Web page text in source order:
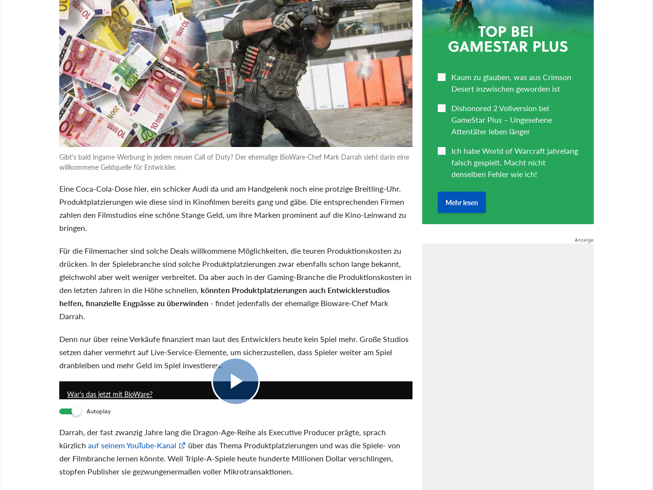
Gibt's bald Ingame-Werbung in jedem neuen Call of Duty? Der ehemalige BioWare-Chef Mark Darrah sieht darin eine
willkommene Geldquelle für Entwickler.
Eine Coca-Cola-Dose hier, ein schicker Audi da und am Handgelenk noch eine protzige Breitling-Uhr.
Produktplatzierungen wie diese sind in Kinofilmen bereits gang und gäbe. Die entsprechenden Firmen
zahlen den Filmstudios eine schöne Stange Geld, um ihre Marken prominent auf die Kino-Leinwand zu
bringen.
Für die Filmemacher sind solche Deals willkommene Möglichkeiten, die teuren Produktionskosten zu
drücken. In der Spielebranche sind solche Produktplatzierungen zwar ebenfalls schon lange bekannt,
gleichwohl aber weit weniger verbreitet. Da aber auch in der Gaming-Branche die Produktionskosten in
den letzten Jahren in die Höhe schnellen, könnten Produktplatzierungen auch Entwicklerstudios
helfen, finanzielle Engpässe zu überwinden - findet jedenfalls der ehemalige Bioware-Chef Mark
Darrah.
Denn nur über reine Verkäufe finanziert man laut des Entwicklers heute kein Spiel mehr. Große Studios
setzen daher vermehrt auf Live-Service-Elemente, um sicherzustellen, dass Spieler weiter am Spiel
dranbleiben und mehr Geld im Spiel investieren.
War's das jetzt mit BioWare?
Autoplay
Darrah, der fast zwanzig Jahre lang die Dragon-Age-Reihe als Executive Producer prägte, sprach
kürzlich auf seinem YouTube-Kanal
über das Thema Produktplatzierungen und was die Spiele- von
der Filmbranche lernen könnte. Weil Triple-A-Spiele heute hunderte Millionen Dollar verschlingen,
stopfen Publisher sie gezwungenermaßen voller Mikrotransaktionen.